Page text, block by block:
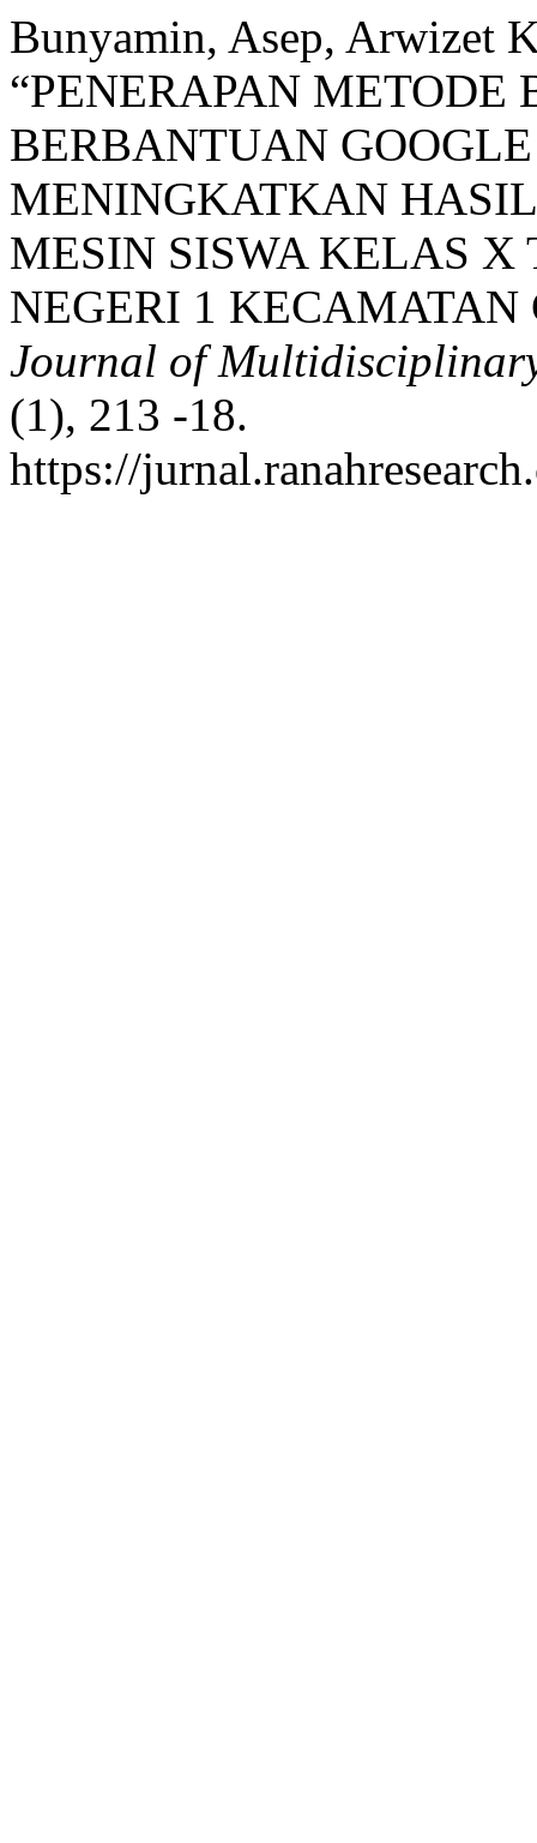
Bunyamin, Asep, Arwizet
“PENERAPAN METODE
BERBANTUAN
MENINGKATKAN
MESIN SISWA KELAS
NEGERI 1
Journal of
(1), 213 -18.
https://